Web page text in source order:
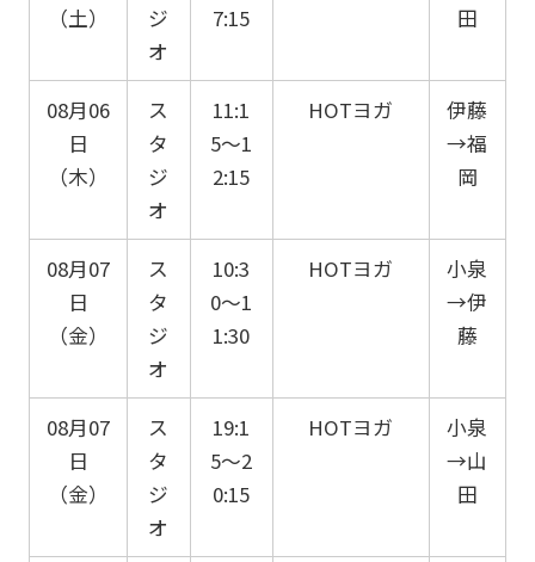
（土）
ジ
オ
7:15
田
08月06
日
（木）
ス
タ
ジ
オ
11:1
5〜1
2:15
HOTヨガ
伊藤
→福
岡
08月07
日
（金）
ス
タ
ジ
オ
10:3
0〜1
1:30
HOTヨガ
小泉
→伊
藤
08月07
日
（金）
ス
タ
ジ
オ
19:1
5〜2
0:15
HOTヨガ
小泉
→山
田